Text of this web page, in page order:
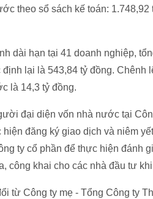
theo sổ sách kế toán:
dài hạn tại 41 doanh nghiệp,
lại là 543,84 tỷ đồng. Chênh
là 14,3 tỷ đồng.
đại diện vốn nhà nước tại
đăng ký giao dịch và niêm
ty cổ phần để thực hiện đánh
công khai cho các nhà đầu tư
từ Công ty mẹ - Tổng Công ty